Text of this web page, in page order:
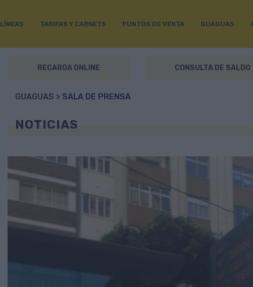
LÍNEAS TARIFAS Y CARNETS PUNTOS DE VENTA GUAGUAS
RECARGA ONLINE CONSULTA DE SALDO
GUAGUAS > SALA DE PRENSA
NOTICIAS